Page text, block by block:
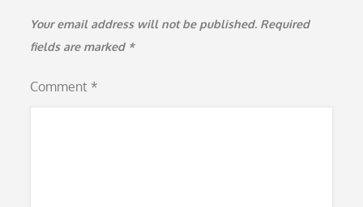
Your email address will not be published. Required
fields are marked *
Comment *